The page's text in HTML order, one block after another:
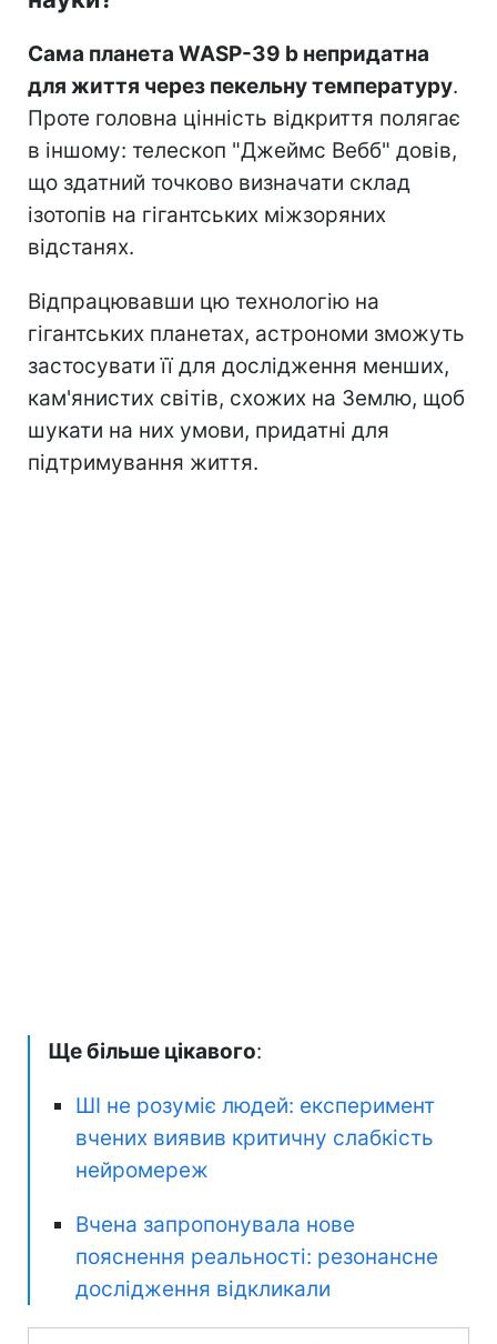
Сама планета WASP-39 b непридатна
для життя через пекельну температуру.
Проте головна цінність відкриття полягає
в іншому: телескоп "Джеймс Вебб" довів,
що здатний точково визначати склад
ізотопів на гігантських міжзоряних
відстанях.
Відпрацювавши цю технологію на
гігантських планетах, астрономи зможуть
застосувати її для дослідження менших,
кам'янистих світів, схожих на Землю, щоб
шукати на них умови, придатні для
підтримування життя.
Ще більше цікавого:
ШІ не розуміє людей: експеримент
вчених виявив критичну слабкість
нейромереж
Вчена запропонувала нове
пояснення реальності: резонансне
дослідження відкликали